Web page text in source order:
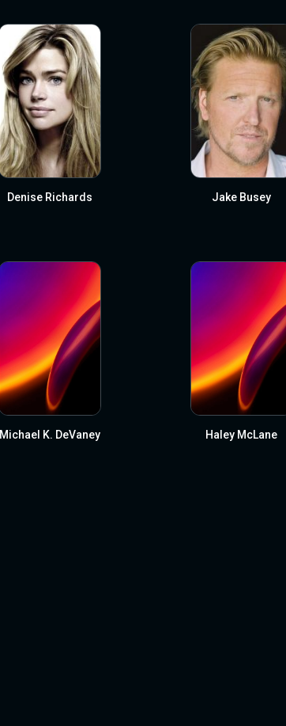
Denise Richards Jake Busey
Michael K. DeVaney Haley McLane